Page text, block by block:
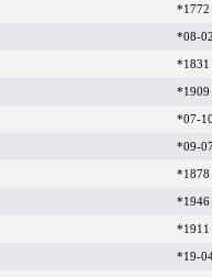
*1772
*08-
*1831
*1909
*07-
*09-
*1878
*1946
*1911
*19-